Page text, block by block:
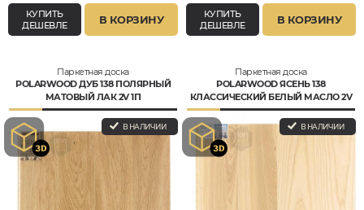
КУПИТЬ
ДЕШЕВЛЕ
В КОРЗИНУ
КУПИТЬ
ДЕШЕВЛЕ
В КОРЗИНУ
Паркетная доска
POLARWOOD ДУБ 138 ПОЛЯРНЫЙ
МАТОВЫЙ ЛАК 2V 1П
В НАЛИЧИИ
Паркетная доска
POLARWOOD ЯСЕНЬ 138
КЛАССИЧЕСКИЙ БЕЛЫЙ МАСЛО 2V
1П
В НАЛИЧИИ